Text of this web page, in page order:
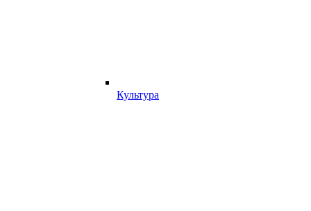
Культура